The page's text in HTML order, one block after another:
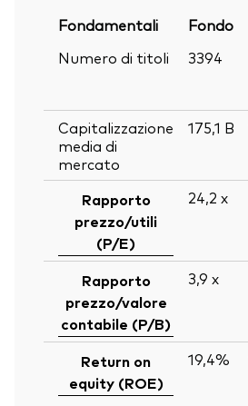
Fondamentali Fondo
Numero di titoli
3394
Capitalizzazione
media di
mercato
175,1 B
Rapporto
prezzo/utili
(P/E)
24,2 x
Rapporto
prezzo/valore
contabile (P/B)
3,9 x
Return on
equity (ROE)
19,4%